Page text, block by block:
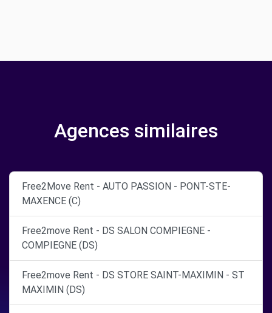
Agences similaires
Free2Move Rent - AUTO PASSION - PONT-STE-
MAXENCE (C)
Free2move Rent - DS SALON COMPIEGNE -
COMPIEGNE (DS)
Free2move Rent - DS STORE SAINT-MAXIMIN - ST
MAXIMIN (DS)